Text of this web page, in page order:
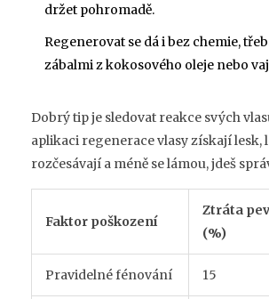
držet pohromadě.
Regenerovat se dá i bez chemie,
zábalmi z kokosového oleje nebo
Dobrý tip je sledovat reakce svých
aplikaci regenerace vlasy získají lesk,
rozčesávají a méně se lámou, jdeš
Faktor poškození
Ztráta
(%)
Pravidelné fénování 15